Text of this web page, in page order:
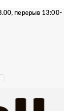
перерыв 13:00-